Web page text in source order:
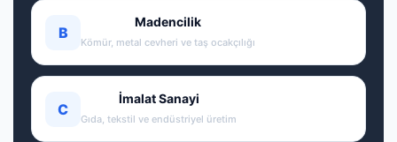
B
Madencilik
Kömür, metal cevheri ve taş ocakçılığı
C
İmalat Sanayi
Gıda, tekstil ve endüstriyel üretim